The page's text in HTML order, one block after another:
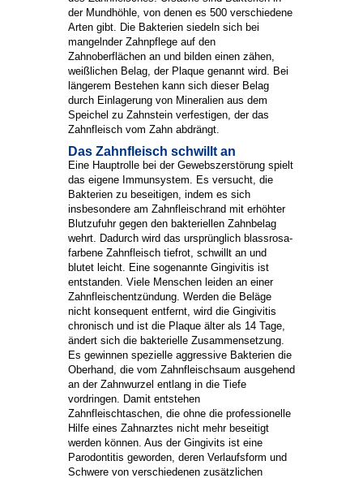
der Mundhöhle, von denen es 500 verschiedene
Arten gibt. Die Bakterien siedeln sich bei
mangelnder Zahnpflege auf den
Zahnoberflächen an und bilden einen zähen,
weißlichen Belag, der Plaque genannt wird. Bei
längerem Bestehen kann sich dieser Belag
durch Einlagerung von Mineralien aus dem
Speichel zu Zahnstein verfestigen, der das
Zahnfleisch vom Zahn abdrängt.
Das Zahnfleisch schwillt an
Eine Hauptrolle bei der Gewebszerstörung spielt
das eigene Immunsystem. Es versucht, die
Bakterien zu beseitigen, indem es sich
insbesondere am Zahnfleischrand mit erhöhter
Blutzufuhr gegen den bakteriellen Zahnbelag
wehrt. Dadurch wird das ursprünglich blassrosa-
farbene Zahnfleisch tiefrot, schwillt an und
blutet leicht. Eine sogenannte Gingivitis ist
entstanden. Viele Menschen leiden an einer
Zahnfleischentzündung. Werden die Beläge
nicht konsequent entfernt, wird die Gingivitis
chronisch und ist die Plaque älter als 14 Tage,
ändert sich die bakterielle Zusammensetzung.
Es gewinnen spezielle aggressive Bakterien die
Oberhand, die vom Zahnfleischsaum ausgehend
an der Zahnwurzel entlang in die Tiefe
vordringen. Damit entstehen
Zahnfleischtaschen, die ohne die professionelle
Hilfe eines Zahnarztes nicht mehr beseitigt
werden können. Aus der Gingivits ist eine
Parodontitis geworden, deren Verlaufsform und
Schwere von verschiedenen zusätzlichen